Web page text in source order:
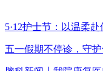
5·12护士节：以温柔
五一假期不停诊，守